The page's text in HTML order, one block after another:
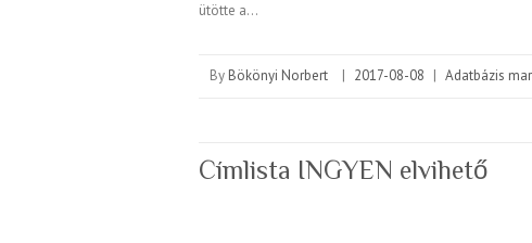
ütötte a…
By Bökönyi Norbert | 2017-08-08 | Adatbázis
Címlista INGYEN elvihető